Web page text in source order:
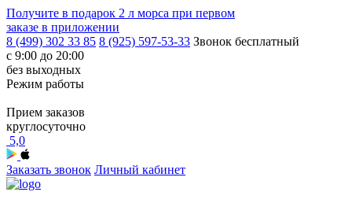
Получите в подарок 2 л морса при первом
заказе в приложении
8 (499) 302 33 85 8 (925) 597-53-33 Звонок бесплатный
с 9:00 до 20:00
без выходных
Режим работы
Прием заказов
круглосуточно
5,0
Заказать звонок Личный кабинет